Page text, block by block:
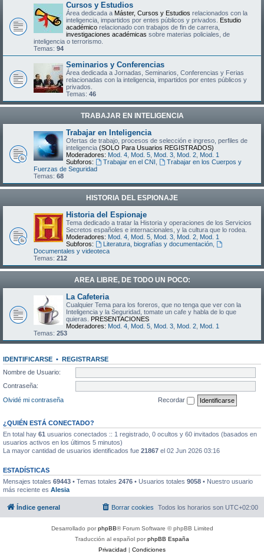
Cursos y Estudios
Área dedicada a Máster, Cursos y Estudios relacionados con la
inteligencia, impartidos por entes públicos y privados. Estudio
académico relacionado con trabajos de fin de carrera,
investigaciones académicas sobre materias policiales, de
inteligencia o terrorismo.
Temas: 94
Seminarios y Conferencias
Área dedicada a Jornadas, Seminarios, Conferencias y Ferias
relacionadas con la inteligencia, impartidos por entes públicos y
privados.
Temas: 46
TRABAJAR EN INTELIGENCIA
Trabajar en Inteligencia
Ofertas de trabajo, procesos de selección e ingreso, perfiles de
inteligencia (SOLO Para Usuarios REGISTRADOS)
Moderadores: Mod. 4 Mod. 5 Mod. 3 Mod. 2 Mod. 1
Subforos:
Trabajar en el CNI
Trabajar en los Cuerpos y
Fuerzas de Seguridad
Temas: 68
HISTORIA DEL ESPIONAJE
Historia del Espionaje
Tema dedicado a tratar la Historia y operaciones de los Servicios
Secretos españoles e internacionales, y la cultura que lo rodea.
Moderadores: Mod. 4 Mod. 5 Mod. 3 Mod. 2 Mod. 1
Subforos:
Literatura, biografías y documentación,
Documentales y videoteca
Temas: 212
AREA LIBRE, DE TODO UN POCO:
La Cafeteria
Cualquier Tema para los foreros, que no tenga que ver con la
Inteligencia y la Seguridad, tomate un cafe y habla de lo que
quieras. PRESENTACIONES
Moderadores: Mod. 4 Mod. 5 Mod. 3 Mod. 2 Mod. 1
Temas: 253
IDENTIFICARSE • REGISTRARSE
Nombre de Usuario:
Contraseña:
Olvidé mi contraseña
Recordar
¿QUIÉN ESTÁ CONECTADO?
En total hay 61 usuarios conectados :: 1 registrado, 0 ocultos y 60 invitados (basados en
usuarios activos en los últimos 5 minutos)
La mayor cantidad de usuarios identificados fue 21867 el 02 Jun 2026 03:16
ESTADÍSTICAS
Mensajes totales 69443 • Temas totales 2476 • Usuarios totales 9058 • Nuestro usuario
más reciente es Alesia
Índice general Todos los horarios son UTC+02:00
Borrar cookies
Desarrollado porphpBB® Forum Software © phpBB Limited
Traducción al español porphpBB España
Privacidad | Condiciones